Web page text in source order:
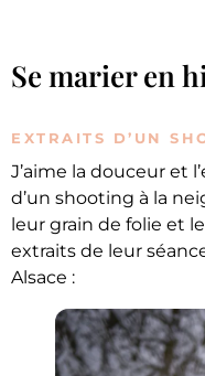
Se marier en
EXTRAITS D’UN
J’aime la douceur et
d’un shooting à la
leur grain de folie et
extraits de leur
Alsace :